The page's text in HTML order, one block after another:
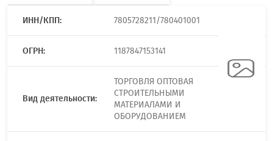
ИНН/КПП: 7805728211/780401001
ОГРН: 1187847153141
Вид деятельности:
ТОРГОВЛЯ ОПТОВАЯ
СТРОИТЕЛЬНЫМИ
МАТЕРИАЛАМИ И
ОБОРУДОВАНИЕМ